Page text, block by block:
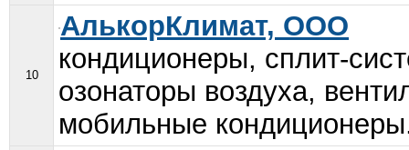
10
АлькорКлимат, ООО
кондиционеры, сплит-
озонаторы воздуха,
мобильные